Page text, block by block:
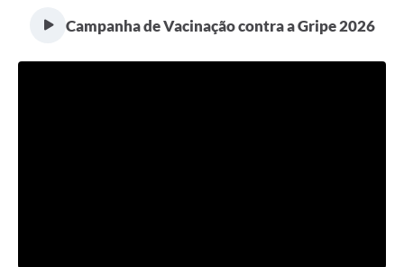
Campanha de Vacinação contra a Gripe 2026